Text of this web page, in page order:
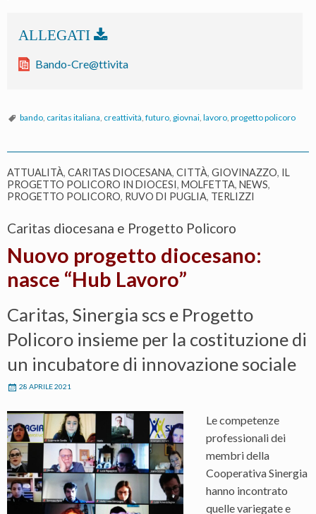
Bando-Cre@ttivita
bando caritas italiana creattività futuro giovnai lavoro progetto policoro
ATTUALITÀ, CARITAS DIOCESANA, CITTÀ, GIOVINAZZO, IL
PROGETTO POLICORO IN DIOCESI, MOLFETTA, NEWS,
PROGETTO POLICORO, RUVO DI PUGLIA, TERLIZZI
Caritas diocesana e Progetto Policoro
Nuovo progetto diocesano:
nasce “Hub Lavoro”
Caritas, Sinergia scs e Progetto
Policoro insieme per la costituzione di
un incubatore di innovazione sociale
28 APRILE 2021
Le competenze
professionali dei
membri della
Cooperativa Sinergia
hanno incontrato
quelle variegate e